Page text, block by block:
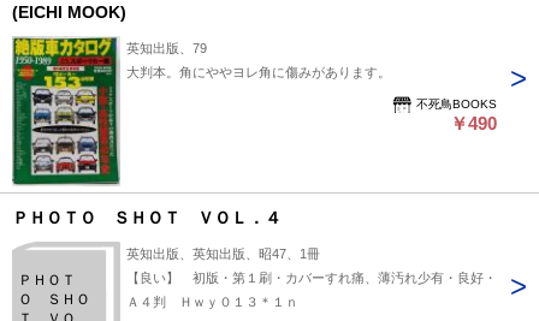
(EICHI MOOK)
英知出版、79
大判本。角にややヨレ角に傷みがあります。
不死鳥BOOKS
￥490
ＰＨＯＴＯ ＳＨＯＴ ＶＯＬ．４
ＰＨＯＴ
Ｏ ＳＨＯ
英知出版、英知出版、昭47、1冊
【良い】 初版・第１刷・カバーすれ痛、薄汚れ少有・良好・
Ａ４判 Ｈｗｙ０１３＊１ｎ